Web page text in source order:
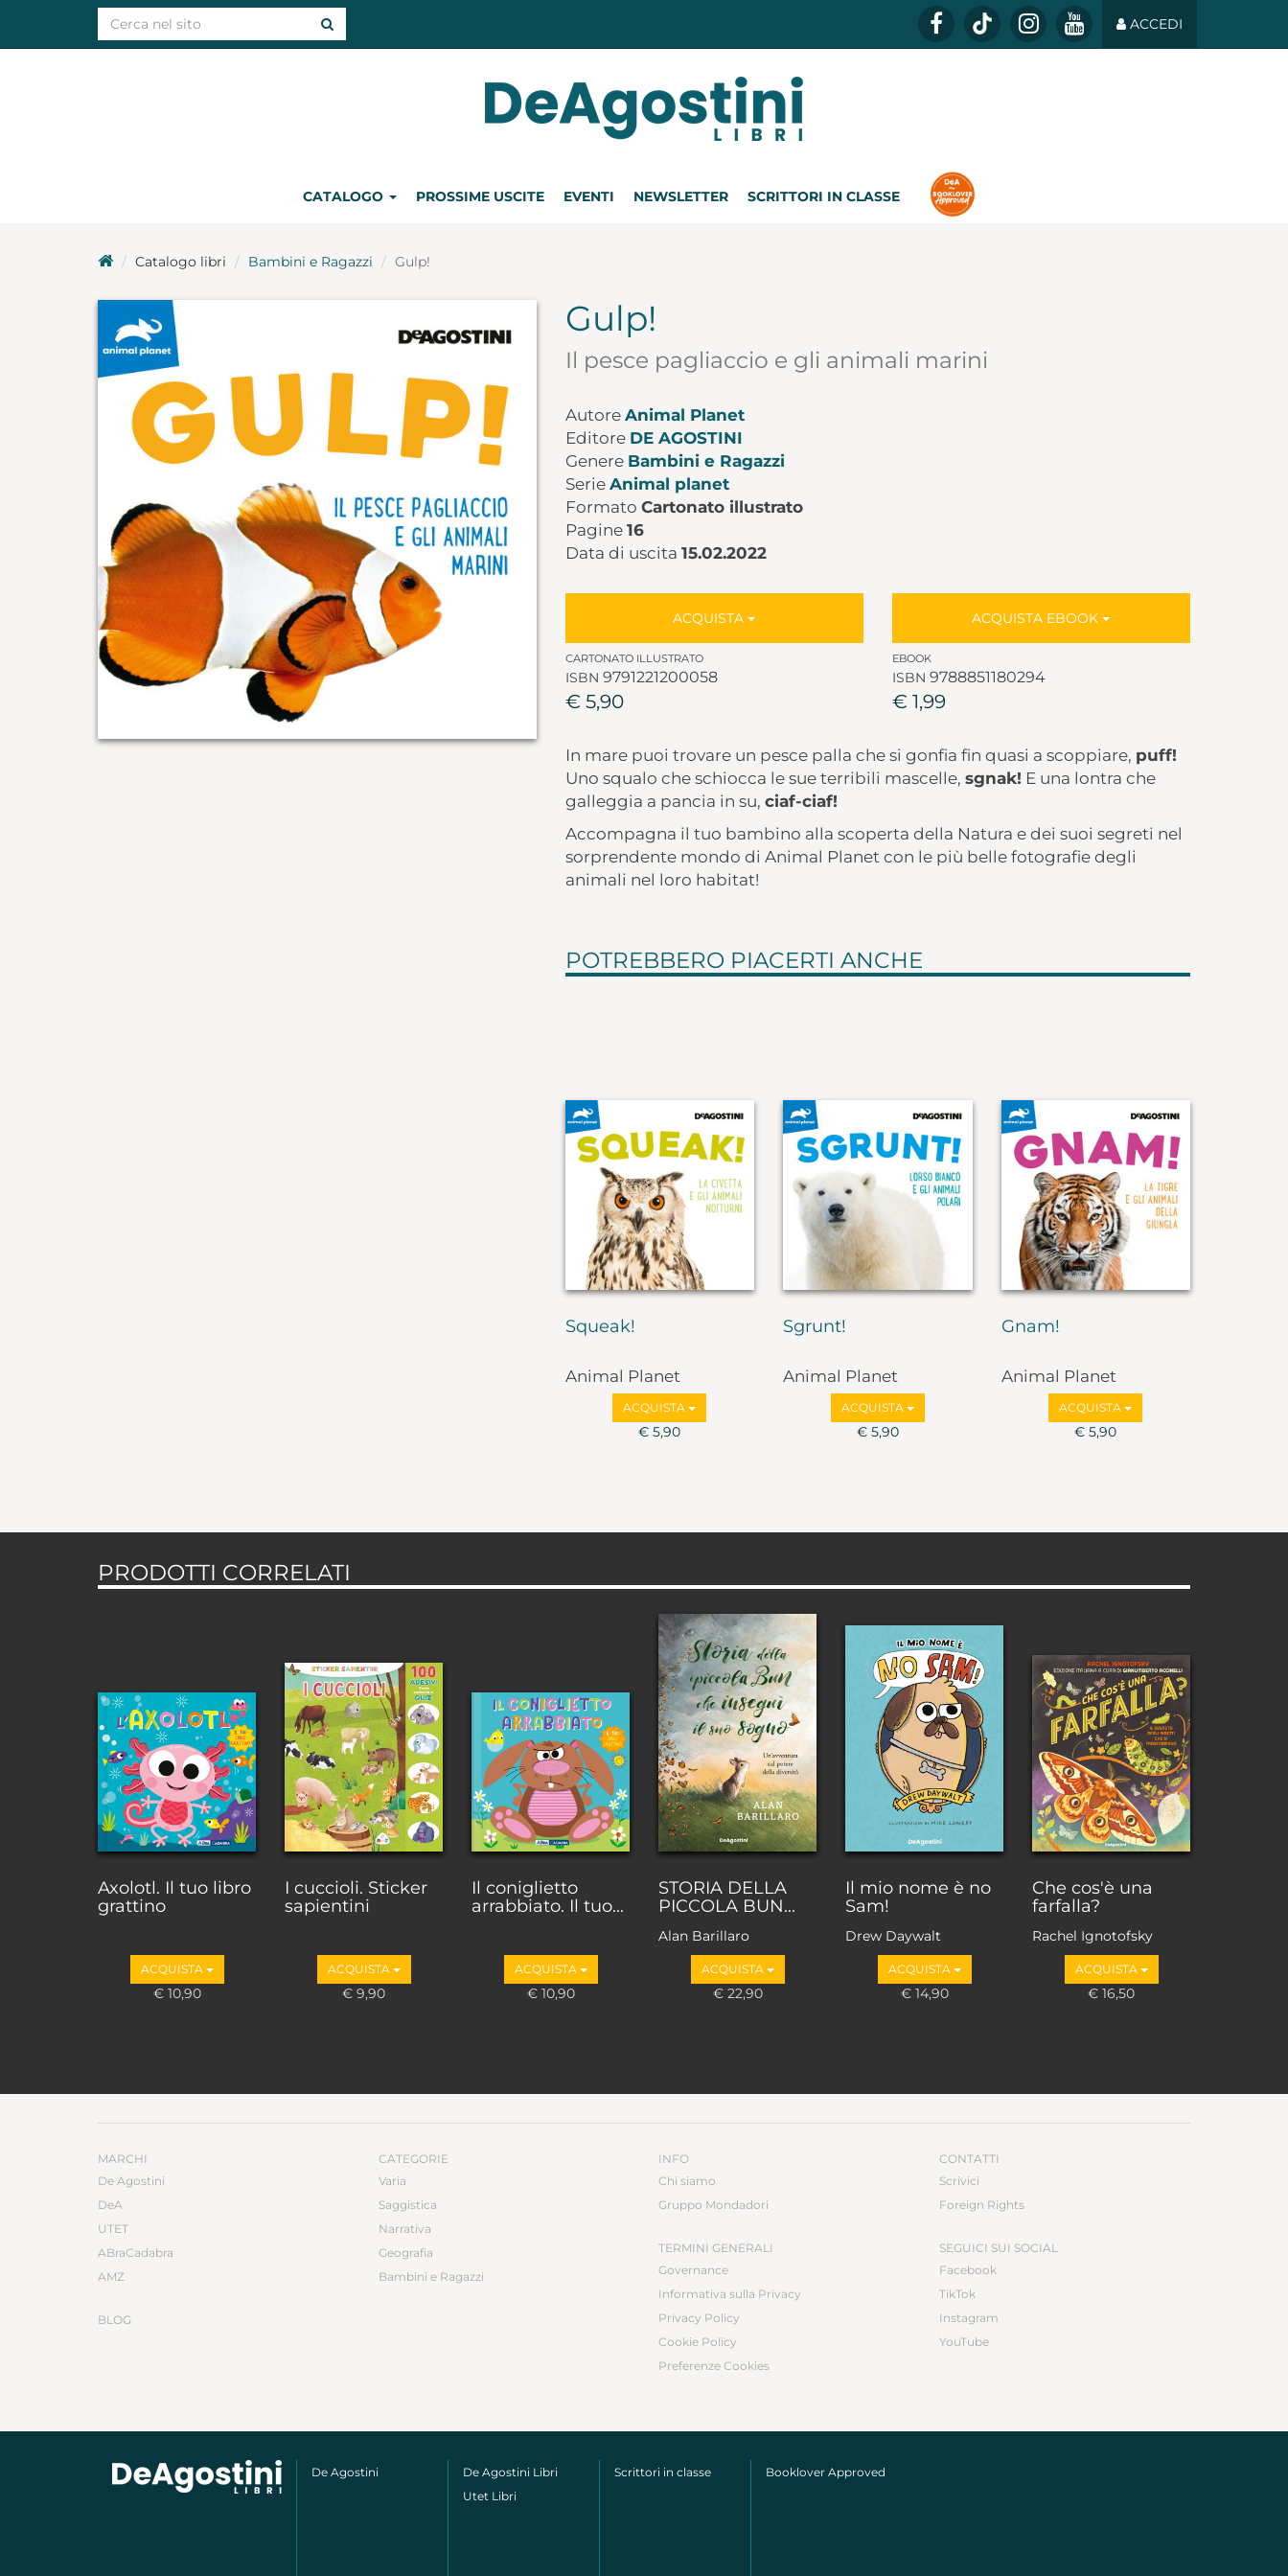
ACCEDI
CATALOGO PROSSIME USCITE EVENTI NEWSLETTER SCRITTORI IN CLASSE
Catalogo libri Bambini e Ragazzi Gulp!
Gulp!
Il pesce pagliaccio e gli animali marini
Autore Animal Planet
Editore DE AGOSTINI
Genere Bambini e Ragazzi
Serie Animal planet
Formato Cartonato illustrato
Pagine 16
Data di uscita 15.02.2022
ACQUISTA
CARTONATO ILLUSTRATO
ISBN 9791221200058
€ 5,90
ACQUISTA EBOOK
EBOOK
ISBN 9788851180294
€ 1,99
In mare puoi trovare un pesce palla che si gonfia fin quasi a scoppiare, puff!
Uno squalo che schiocca le sue terribili mascelle, sgnak! E una lontra che
galleggia a pancia in su, ciaf-ciaf!
Accompagna il tuo bambino alla scoperta della Natura e dei suoi segreti nel
sorprendente mondo di Animal Planet con le più belle fotografie degli
animali nel loro habitat!
POTREBBERO PIACERTI ANCHE
Squeak!
Animal Planet
ACQUISTA
€ 5,90
Sgrunt!
Animal Planet
ACQUISTA
€ 5,90
Gnam!
Animal Planet
ACQUISTA
€ 5,90
PRODOTTI CORRELATI
Axolotl. Il tuo libro
grattino
ACQUISTA
€ 10,90
I cuccioli. Sticker
sapientini
ACQUISTA
€ 9,90
Il coniglietto
arrabbiato. Il tuo...
ACQUISTA
€ 10,90
STORIA DELLA
PICCOLA BUN...
Alan Barillaro
ACQUISTA
€ 22,90
Il mio nome è no
Sam!
Drew Daywalt
ACQUISTA
€ 14,90
Che cos'è una
farfalla?
Rachel Ignotofsky
ACQUISTA
€ 16,50
MARCHI
De Agostini
DeA
UTET
ABraCadabra
AMZ
BLOG
CATEGORIE
Varia
Saggistica
Narrativa
Geografia
Bambini e Ragazzi
INFO
Chi siamo
Gruppo Mondadori
TERMINI GENERALI
Governance
Informativa sulla Privacy
Privacy Policy
Cookie Policy
Preferenze Cookies
CONTATTI
Scrivici
Foreign Rights
SEGUICI SUI SOCIAL
Facebook
TikTok
Instagram
YouTube
De Agostini
De Agostini Libri
Utet Libri
Scrittori in classe Booklover Approved